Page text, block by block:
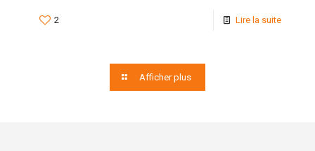
2 Lire la suite
Afficher plus